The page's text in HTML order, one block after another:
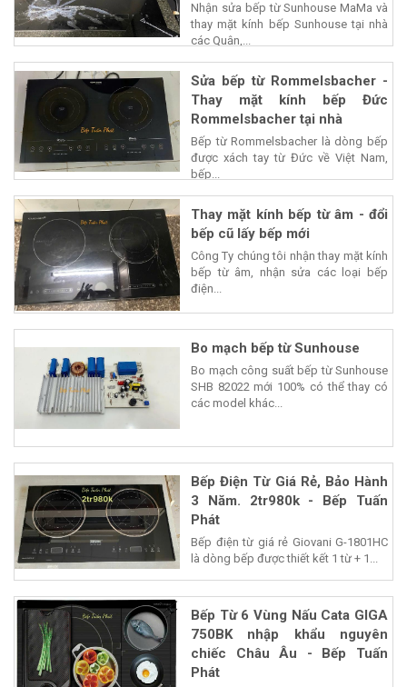
Nhận sửa bếp từ Sunhouse MaMa và
thay mặt kính bếp Sunhouse tại nhà
các Quận,...
Sửa bếp từ Rommelsbacher -
Thay mặt kính bếp Đức
Rommelsbacher tại nhà
Bếp từ Rommelsbacher là dòng bếp
được xách tay từ Đức về Việt Nam,
bếp...
Thay mặt kính bếp từ âm - đổi
bếp cũ lấy bếp mới
Công Ty chúng tôi nhận thay mặt kính
bếp từ âm, nhận sửa các loại bếp
điện...
Bo mạch bếp từ Sunhouse
Bo mạch công suất bếp từ Sunhouse
SHB 82022 mới 100% có thể thay có
các model khác...
Bếp Điện Từ Giá Rẻ, Bảo Hành
3 Năm. 2tr980k - Bếp Tuấn
Phát
Bếp điện từ giá rẻ Giovani G-1801HC
là dòng bếp được thiết kết 1 từ + 1...
Bếp Từ 6 Vùng Nấu Cata GIGA
750BK nhập khẩu nguyên
chiếc Châu Âu - Bếp Tuấn
Phát